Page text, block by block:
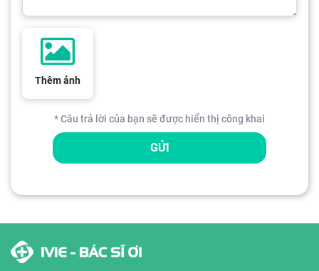
Thêm ảnh
* Câu trả lời của bạn sẽ được hiển thị công khai
GỬI